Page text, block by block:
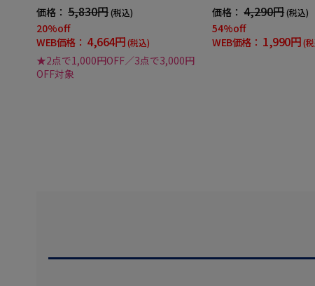
価格： 5,830円(税込)
20%off
WEB価格： 4,664円(税込)
★2点で1,000円OFF／3点で3,000円
OFF対象
価格： 4,290円(税込)
54%off
WEB価格： 1,990円(